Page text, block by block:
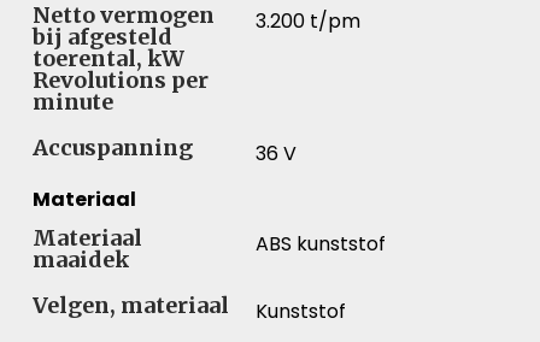
Netto vermogen
bij afgesteld
toerental, kW
Revolutions per
minute
3.200 t/pm
Accuspanning
36 V
Materiaal
Materiaal
maaidek
ABS kunststof
Velgen, materiaal
Kunststof